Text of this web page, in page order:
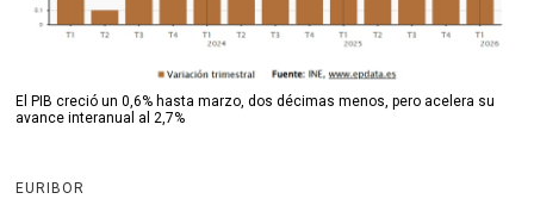
El PIB creció un 0,6% hasta marzo, dos décimas menos, pero acelera su
avance interanual al 2,7%
EURIBOR